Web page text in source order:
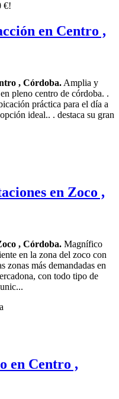
€!
en Centro ,
, Córdoba. Amplia y
pleno centro de córdoba. .
práctica para el día a
ideal.. . destaca su gran
en Zoco ,
, Córdoba. Magnífico
en la zona del zoco con
zonas más demandadas en
con todo tipo de
en Centro ,